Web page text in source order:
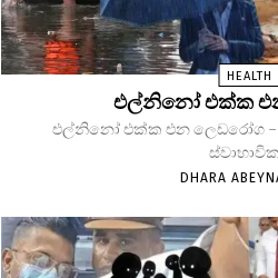
HEALTH
එල්නිනෝ එක්ක
එල්නිනෝ එක්ක එන ලෙඩරෝග -
DHARA